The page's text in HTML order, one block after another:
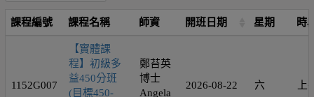
課程編號 課程名稱 師資 開班日期 星期 時
1152G007
【實體課
程】初級多
益450分班
(目標450-
鄭苔英
博士
Angela
2026-08-22 六 上